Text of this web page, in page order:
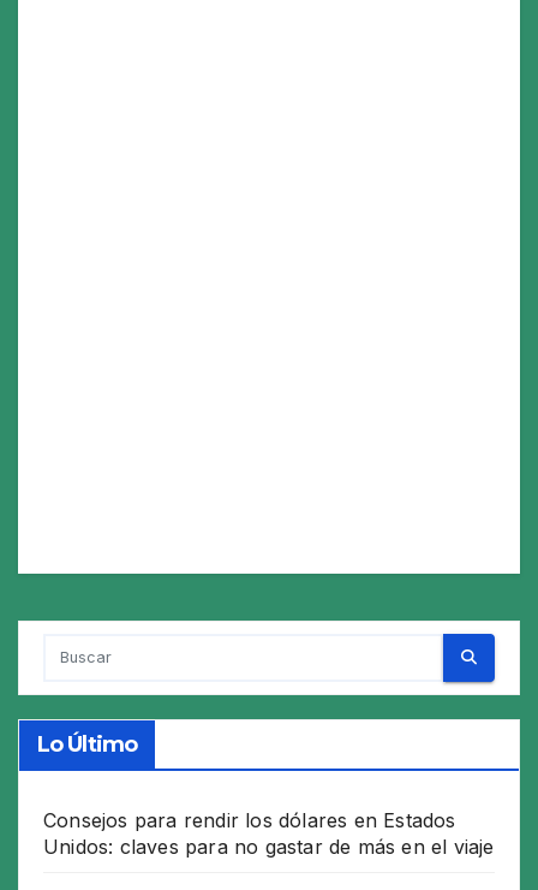
Lo Último
Consejos para rendir los dólares en Estados
Unidos: claves para no gastar de más en el viaje